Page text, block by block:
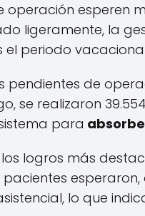
esperen
ligeramente, la
el periodo
de
se realizaron
para
logros más
lo que